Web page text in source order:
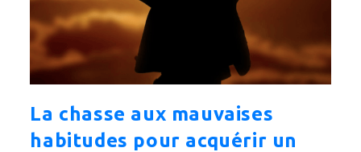
La chasse aux mauvaises
habitudes pour acquérir un